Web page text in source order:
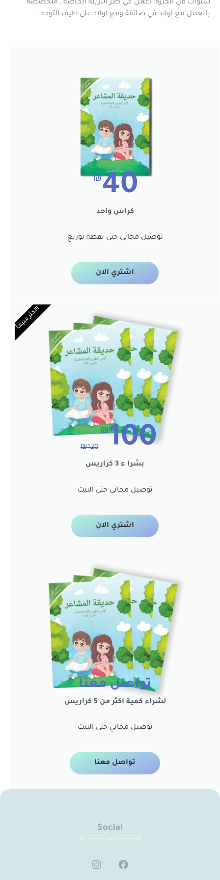
سنوات من الخبرة. أعمل في اطر التربية الخاصة , متخصصة
بالعمل مع اولاد في ضائقة ومع اولاد على طيف التوحد.
₪40
كراس واحد
توصيل مجاني حتى نقطة توزيع
اشتري الان
₪120
₪100
بشرا ء 3 كراريس
توصيل مجاني حتى البيت
اشتري الان
الاكثر مبيعاً
تواصل معنا
لشراء كمية اكثر من 5 كراريس
توصيل مجاني حتى البيت
تواصل معنا
Social